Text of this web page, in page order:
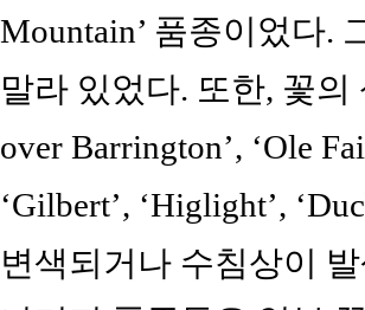
Mountain’ 품종이었다.
말라 있었다. 또한, 꽃의
over Barrington’, ‘Ole
‘Gilbert’, ‘Higlight’,
변색되거나 수침상이